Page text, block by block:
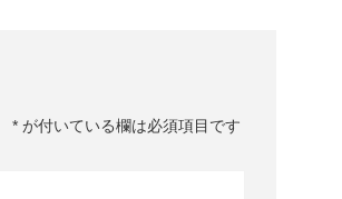
* が付いている欄は必須項目です